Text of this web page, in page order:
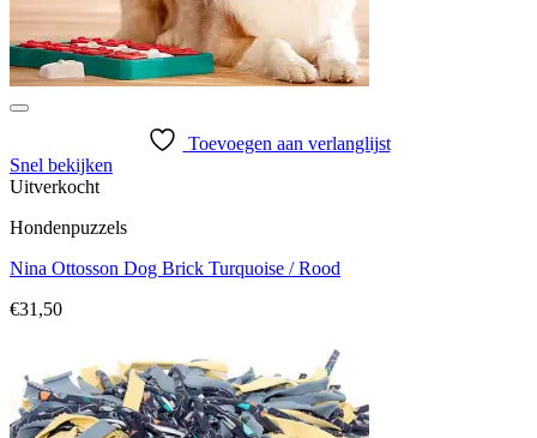
Toevoegen aan verlanglijst
Snel bekijken
Uitverkocht
Hondenpuzzels
Nina Ottosson Dog Brick Turquoise / Rood
€31,50